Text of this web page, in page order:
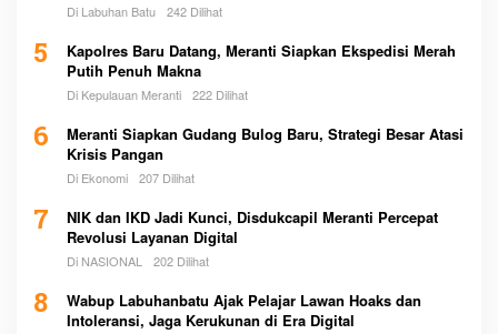
Di Labuhan Batu 242 Dilihat
5
Kapolres Baru Datang, Meranti Siapkan Ekspedisi Merah
Putih Penuh Makna
Di Kepulauan Meranti 222 Dilihat
6
Meranti Siapkan Gudang Bulog Baru, Strategi Besar Atasi
Krisis Pangan
Di Ekonomi 207 Dilihat
7
NIK dan IKD Jadi Kunci, Disdukcapil Meranti Percepat
Revolusi Layanan Digital
Di NASIONAL 202 Dilihat
8
Wabup Labuhanbatu Ajak Pelajar Lawan Hoaks dan
Intoleransi, Jaga Kerukunan di Era Digital